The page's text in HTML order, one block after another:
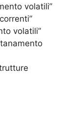
volatili”
volatili”